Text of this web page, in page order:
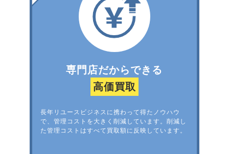
専門店だからできる
高価買取
長年リユースビジネスに携わって得たノウハウ
で、管理コストを大きく削減しています。削減し
た管理コストはすべて買取額に反映しています。